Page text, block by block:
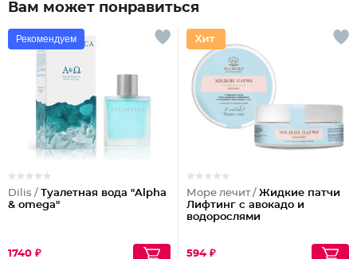
Вам может понравиться
Рекомендуем
Dilis / Туалетная вода "Alpha
& omega"
1740 ₽
Море лечит / Жидкие патчи
Лифтинг с авокадо и
водорослями
594 ₽